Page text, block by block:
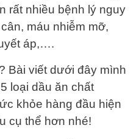
rất nhiều bệnh lý nguy
máu nhiễm mỡ,
áp,….
Bài viết dưới đây mình
loại dầu ăn chất
khỏe hàng đầu hiện
cụ thể hơn nhé!